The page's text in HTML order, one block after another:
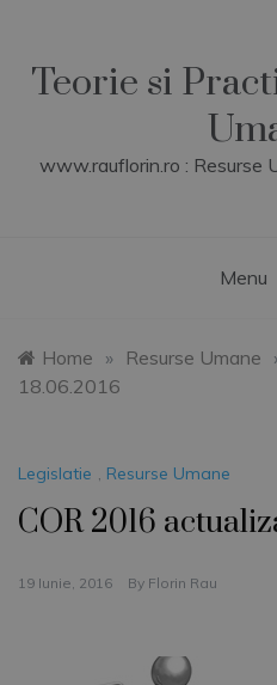
contentTeorie si
www.rauflorin.ro : Resurse
Menu
Home » Resurse Umane
18.06.2016
Legislatie , Resurse Umane
COR 2016
19 Iunie, 2016 By Florin Rau